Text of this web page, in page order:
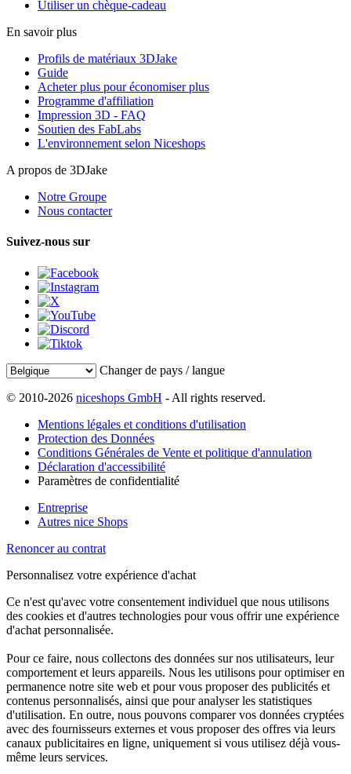
Utiliser un chèque-cadeau
En savoir plus
Profils de matériaux 3DJake
Guide
Acheter plus pour économiser plus
Programme d'affiliation
Impression 3D - FAQ
Soutien des FabLabs
L'environnement selon Niceshops
A propos de 3DJake
Notre Groupe
Nous contacter
Suivez-nous sur
Changer de pays / langue
© 2010-2026 niceshops GmbH - All rights reserved.
Mentions légales et conditions d'utilisation
Protection des Données
Conditions Générales de Vente et politique d'annulation
Déclaration d'accessibilité
Paramètres de confidentialité
Entreprise
Autres nice Shops
Renoncer au contrat
Personnalisez votre expérience d'achat
Ce n'est qu'avec votre consentement individuel que nous utilisons
des cookies et d'autres technologies pour vous offrir une expérience
d'achat personnalisée.
Pour ce faire, nous collectons des données sur nos utilisateurs, leur
comportement et leurs appareils. Nous les utilisons pour optimiser en
permanence notre site web et pour vous proposer des publicités et
contenus personnalisés, ainsi que pour analyser les statistiques
d'utilisation. En outre, nous pouvons comparer vos données cryptées
avec des fournisseurs externes et vous proposer des offres via leurs
canaux publicitaires en ligne, uniquement si vous utilisez déjà vous-
même leurs services.